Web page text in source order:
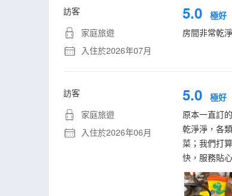
訪客
家庭旅遊
入住於2026年07月
5.0 極好
房間非常乾
訪客
家庭旅遊
入住於2026年06月
5.0 極好
原本一直訂
乾淨淨，各
菜；我們打
快，服務貼